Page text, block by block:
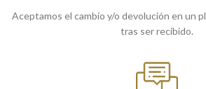
Aceptamos el cambio y/o devolución en un
tras ser recibido.